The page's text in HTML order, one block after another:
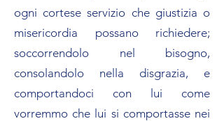
ogni cortese servizio che giustizia o
misericordia possano richiedere;
soccorrendolo nel bisogno,
consolandolo nella disgrazia, e
comportandoci con lui come
vorremmo che lui si comportasse nei